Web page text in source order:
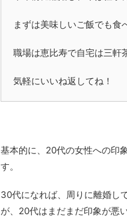
まずは美味しいご飯でも食
職場は恵比寿で自宅は三軒
気軽にいいね返してね！
基本的に、20代の女性への印
す。
30代になれば、周りに離婚し
が、20代はまだまだ印象が悪い